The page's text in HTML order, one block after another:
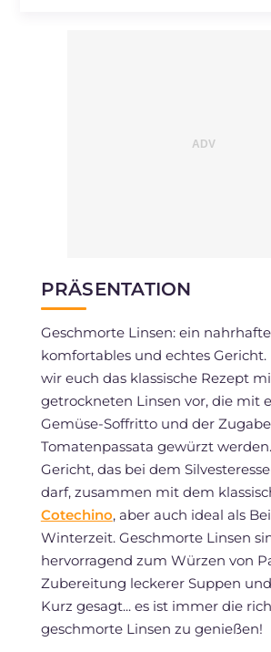
PRÄSENTATION
Geschmorte Linsen: ein
komfortables und echtes Gericht.
wir euch das klassische Rezept
getrockneten Linsen vor, die mit
Gemüse-Soffritto und der
Tomatenpassata gewürzt
Gericht, das bei dem
darf, zusammen mit dem
Cotechino, aber auch ideal als
Winterzeit. Geschmorte Linsen
hervorragend zum Würzen von
Zubereitung leckerer Suppen
Kurz gesagt... es ist immer die
geschmorte Linsen zu genießen!